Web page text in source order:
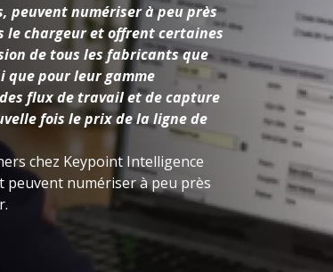
peuvent numériser à peu près
le chargeur et offrent certaines
de tous les fabricants que
que pour leur gamme
flux de travail et de capture
fois le prix de la ligne de
chez Keypoint Intelligence
peuvent numériser à peu près